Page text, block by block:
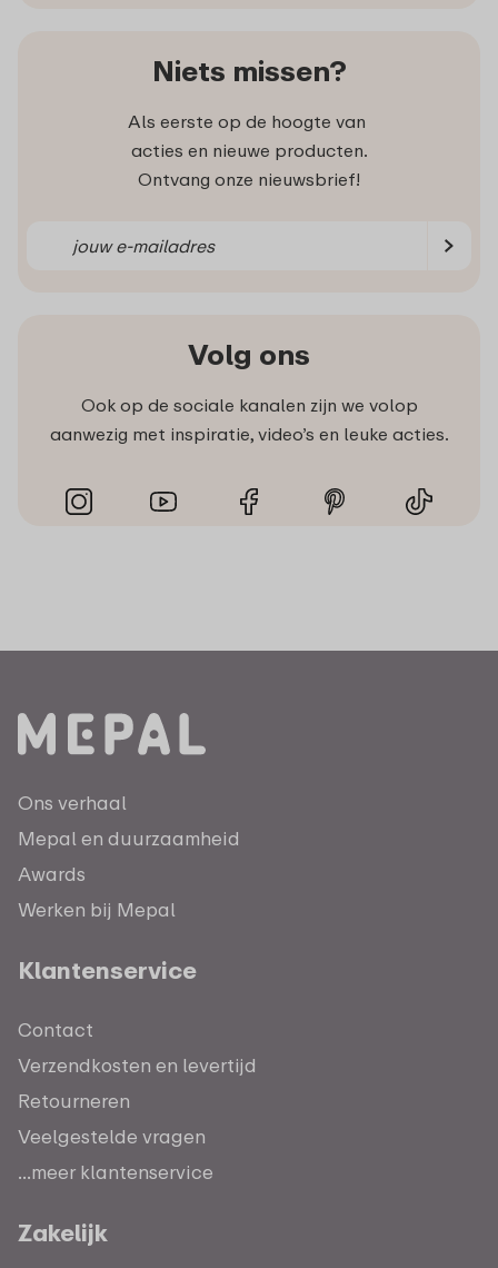
Niets missen?
Als eerste op de hoogte van
acties en nieuwe producten.
Ontvang onze nieuwsbrief!
Volg ons
Ook op de sociale kanalen zijn we volop
aanwezig met inspiratie, video’s en leuke acties.
Ons verhaal
Mepal en duurzaamheid
Awards
Werken bij Mepal
Klantenservice
Contact
Verzendkosten en levertijd
Retourneren
Veelgestelde vragen
...meer klantenservice
Zakelijk